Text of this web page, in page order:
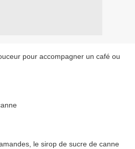
pour accompagner un café ou
le sirop de sucre de canne